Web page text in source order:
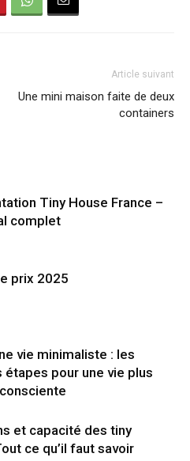
Article suivant
Une mini maison faite de deux
containers
Tiny House France –
complet
prix 2025
vie minimaliste : les
étapes pour une vie plus
et capacité des tiny
ce qu’il faut savoir